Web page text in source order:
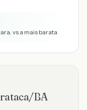
vs a mais barata
/BA